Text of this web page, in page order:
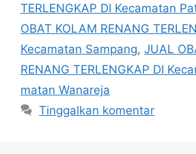
TERLENGKAP DI Kecamatan
OBAT KOLAM RENANG
Kecamatan Sampang, JUAL
RENANG TERLENGKAP DI
matan Wanareja
Tinggalkan komentar